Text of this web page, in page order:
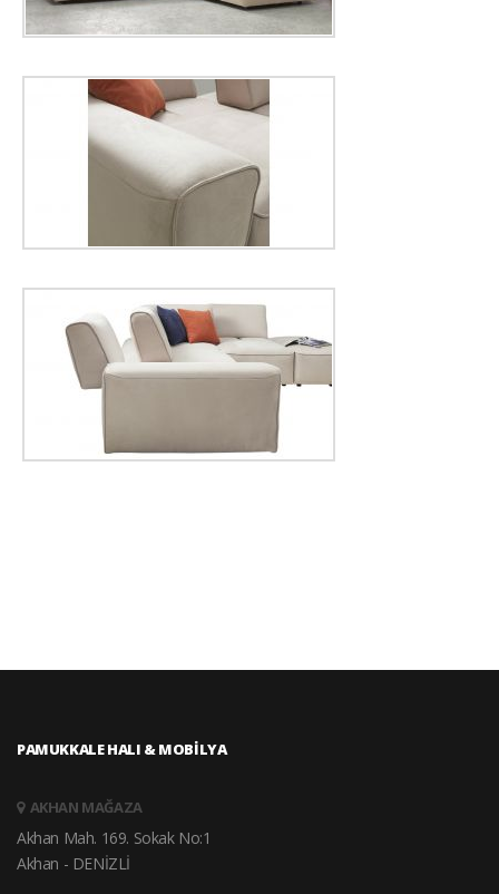
PAMUKKALE HALI & MOBİLYA
AKHAN MAĞAZA
Akhan Mah. 169. Sokak No:1
Akhan - DENİZLİ